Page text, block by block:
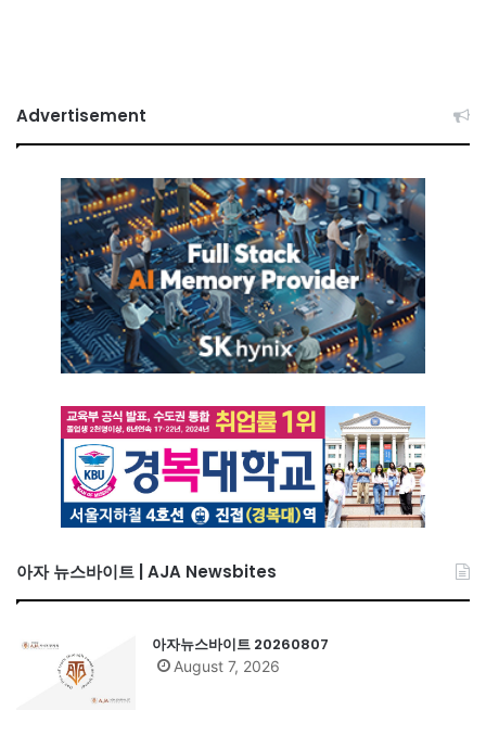
Advertisement
아자 뉴스바이트 | AJA Newsbites
아자뉴스바이트 20260807
August 7, 2026